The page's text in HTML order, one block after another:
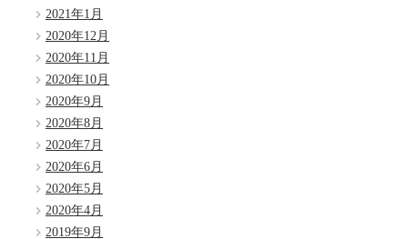
2021年1月
2020年12月
2020年11月
2020年10月
2020年9月
2020年8月
2020年7月
2020年6月
2020年5月
2020年4月
2019年9月